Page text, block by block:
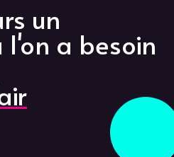
Nos espaces
Séminaires & Réunions
Services de conciergerie
FAQ
un
a besoin